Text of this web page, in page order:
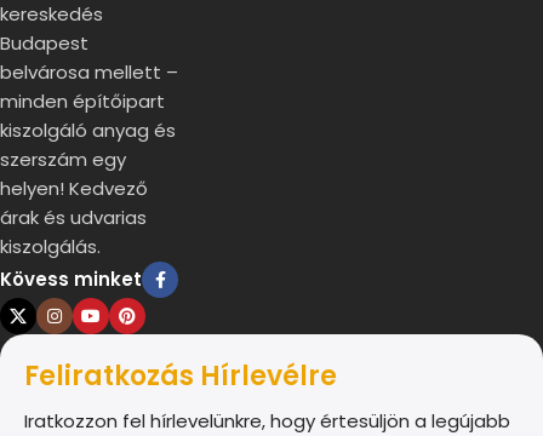
kereskedés
Budapest
belvárosa mellett –
minden építőipart
kiszolgáló anyag és
szerszám egy
helyen! Kedvező
árak és udvarias
kiszolgálás.
Kövess minket
Feliratkozás Hírlevélre
Iratkozzon fel hírlevelünkre, hogy értesüljön a legújabb